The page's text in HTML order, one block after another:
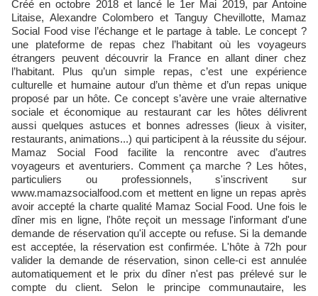
Créé en octobre 2018 et lancé le 1er Mai 2019, par Antoine
Litaise, Alexandre Colombero et Tanguy Chevillotte, Mamaz
Social Food vise l’échange et le partage à table. Le concept ?
une plateforme de repas chez l’habitant où les voyageurs
étrangers peuvent découvrir la France en allant diner chez
l’habitant. Plus qu’un simple repas, c’est une expérience
culturelle et humaine autour d’un thème et d’un repas unique
proposé par un hôte. Ce concept s’avère une vraie alternative
sociale et économique au restaurant car les hôtes délivrent
aussi quelques astuces et bonnes adresses (lieux à visiter,
restaurants, animations...) qui participent à la réussite du séjour.
Mamaz Social Food facilite la rencontre avec d’autres
voyageurs et aventuriers. Comment ça marche ? Les hôtes,
particuliers ou professionnels, s'inscrivent sur
www.mamazsocialfood.com et mettent en ligne un repas après
avoir accepté la charte qualité Mamaz Social Food. Une fois le
dîner mis en ligne, l'hôte reçoit un message l'informant d'une
demande de réservation qu'il accepte ou refuse. Si la demande
est acceptée, la réservation est confirmée. L'hôte à 72h pour
valider la demande de réservation, sinon celle-ci est annulée
automatiquement et le prix du dîner n'est pas prélevé sur le
compte du client. Selon le principe communautaire, les